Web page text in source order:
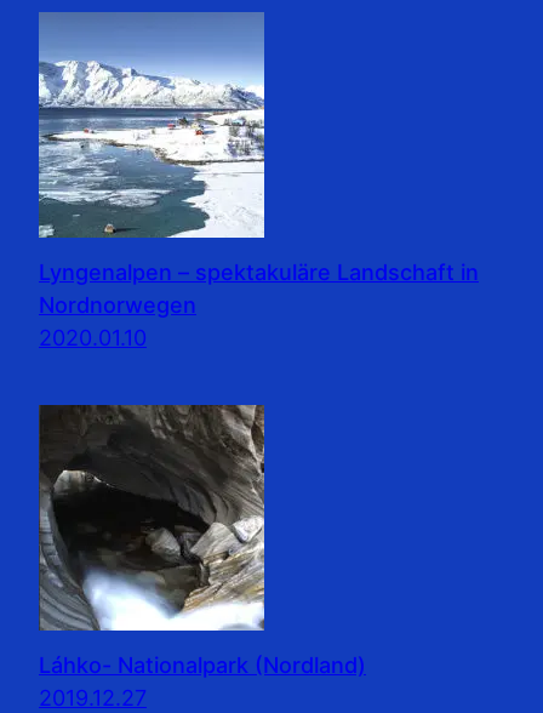
Lyngenalpen – spektakuläre Landschaft in
Nordnorwegen
2020.01.10
Láhko- Nationalpark (Nordland)
2019.12.27